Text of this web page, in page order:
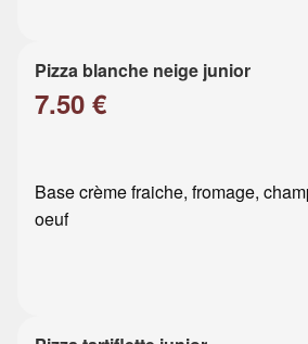
Pizza blanche neige junior
7.50 €
Base crème fraiche, fromage,
oeuf